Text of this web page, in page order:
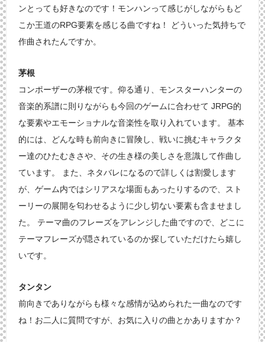
ンとっても好きなのです！モンハンって感じがしながらもど
こか王道のRPG要素を感じる曲ですね！ どういった気持ちで
作曲されたんですか。
茅根
コンポーザーの茅根です。仰る通り、モンスターハンターの
音楽的系譜に則りながらも今回のゲームに合わせて JRPG的
な要素やエモーショナルな音楽性を取り入れています。 基本
的には、どんな時も前向きに冒険し、戦いに挑むキャラクタ
ー達のひたむきさや、その生き様の美しさを意識して作曲し
ています。 また、ネタバレになるので詳しくは割愛します
が、ゲーム内ではシリアスな場面もあったりするので、スト
ーリーの展開を匂わせるように少し切ない要素も含ませまし
た。 テーマ曲のフレーズをアレンジした曲ですので、どこに
テーマフレーズが隠されているのか探していただけたら嬉し
いです。
タンタン
前向きでありながらも様々な感情が込められた一曲なのです
ね！お二人に質問ですが、お気に入りの曲とかありますか？